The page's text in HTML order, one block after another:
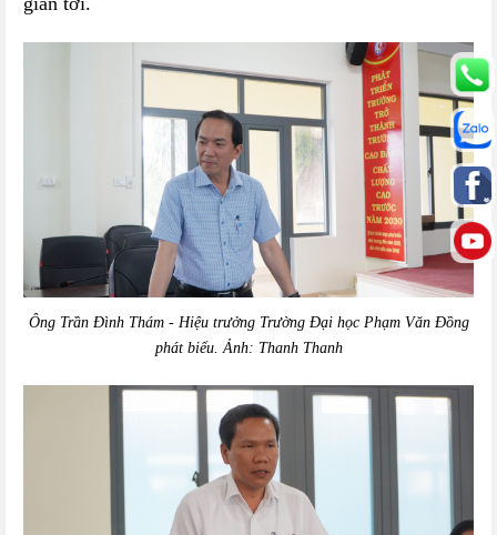
Ông Trần Đình Thám - Hiệu trưởng Trường Đại học Phạm Văn Đồng
phát biểu. Ảnh: Thanh Thanh